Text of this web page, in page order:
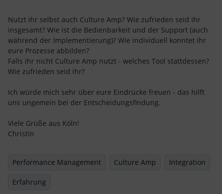
Nutzt ihr selbst auch Culture Amp? Wie zufrieden seid ihr
insgesamt? Wie ist die Bedienbarkeit und der Support (auch
während der Implementierung)? Wie individuell konntet ihr
eure Prozesse abbilden?
Falls ihr nicht Culture Amp nutzt - welches Tool stattdessen?
Wie zufrieden seid ihr?
Ich würde mich sehr über eure Eindrücke freuen - das hilft
uns ungemein bei der Entscheidungsfindung.
Viele Grüße aus Köln!
Christin
Performance Management Culture Amp Integration
Erfahrung